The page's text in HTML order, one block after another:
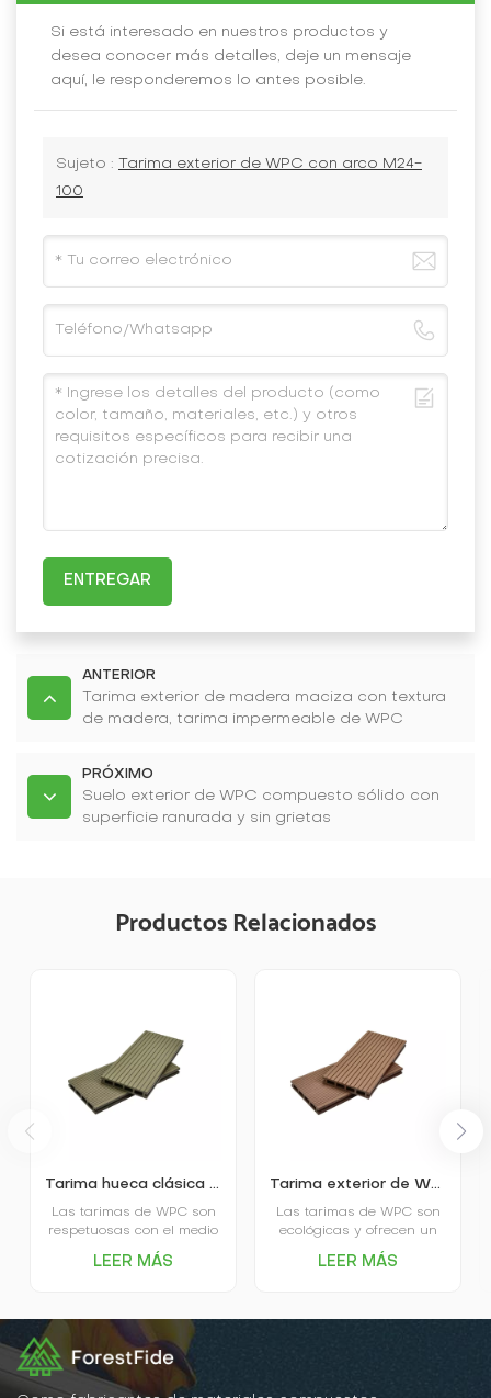
Si está interesado en nuestros productos y
desea conocer más detalles, deje un mensaje
aquí, le responderemos lo antes posible.
Sujeto :
Tarima exterior de WPC con arco M24-
100
ENTREGAR
ANTERIOR
Tarima exterior de madera maciza con textura
de madera, tarima impermeable de WPC
PRÓXIMO
Suelo exterior de WPC compuesto sólido con
superficie ranurada y sin grietas
Productos Relacionados
Tarima hueca clásica de WPC para exteriores K25-150
Las tarimas de WPC son
respetuosas con el medio
ambiente, ofrecen un
excelente rendimiento
desgaste, ahorro de
tiempo y mano de obra,
una apariencia atractiva
y otras ventajas, siendo
LEER MÁS
Tarima exterior de WPC de poro cuadrado K25-150
Las tarimas de WPC son
ecológicas y ofrecen un
excelente rendimiento
ambiental, gran
LEER MÁS